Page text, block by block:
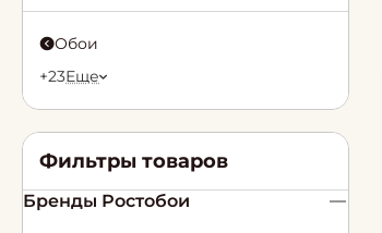
Обои
+23Еще
Фильтры товаров
Бренды Ростобои